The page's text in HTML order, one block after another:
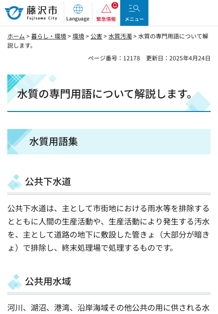
藤沢市
Language 緊急情報 メニュー
ホーム >暮らし・環境>環境>公害>水質汚濁> 水質の専門用語について解
説します。
ページ番号：12178
更新日：2025年4月24日
水質の専門用語について解説します。
水質用語集
公共下水道
公共下水道は、主として市街地における雨水等を排除する
とともに人間の生産活動や、生産活動により発生する汚水
を、主として道路の地下に敷設した管きょ（大部分が暗き
ょ）で排除し、終末処理場で処理するものです。
公共用水域
河川、湖沼、港湾、沿岸海域その他公共の用に供される水